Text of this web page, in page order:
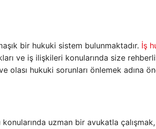
bir hukuki sistem bulunmaktadır. İş
ve iş ilişkileri konularında size
olası hukuki sorunları önlemek adına
uzman bir avukatla